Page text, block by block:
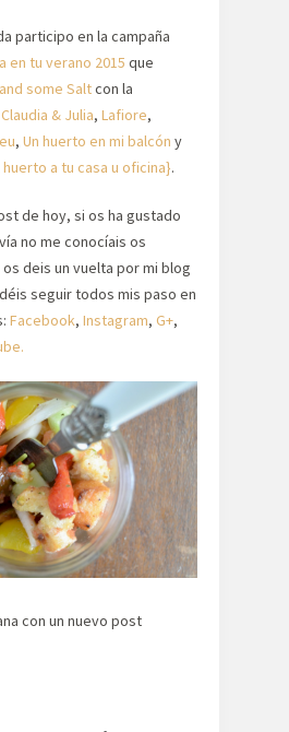
participo en la campaña
en tu verano 2015 que
some Saltcon la
Claudia & Julia, Lafiore,
, Un huerto en mi balcón y
a tu casa u oficina}.
de hoy, si os ha gustado
no me conocíais os
deis un vuelta por mi blog
seguir todos mis paso en
Facebook, Instagram, G+,
con un nuevo post